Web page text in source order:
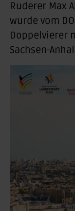
Ruderer Max
wurde vom
Doppelvierer
Sachsen-